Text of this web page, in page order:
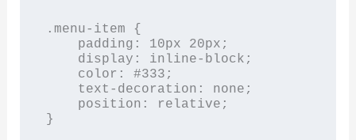
.menu-item {
}